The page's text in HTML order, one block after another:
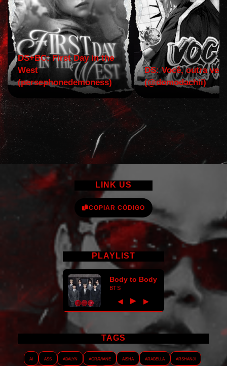
DS+BC: First Day in the
West
(persephonedemoness)
DS: Você, outra vez!
(@domodachii)
LINK US
COPIAR CÓDIGO
PLAYLIST
Body to Body
BTS
◀ ► ▶
TAGS
AI ASS Abalyn Agraviane Aisha Arabella Arshanji